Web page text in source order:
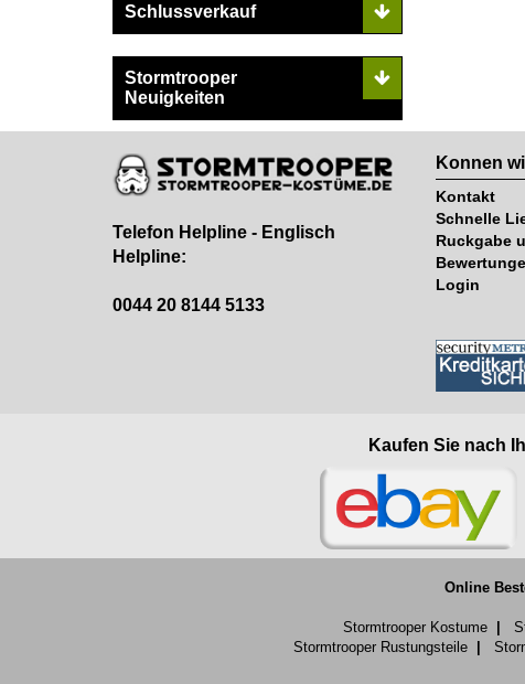
Schlussverkauf
Stormtrooper
Neuigkeiten
Telefon Helpline - Englisch
Helpline:
0044 20 8144 5133
Konnen
Kontakt
Schnelle
Ruckgabe
Login
Kaufen Sie nach
Online
Stormtrooper Kostume |
Stormtrooper Rustungsteile|